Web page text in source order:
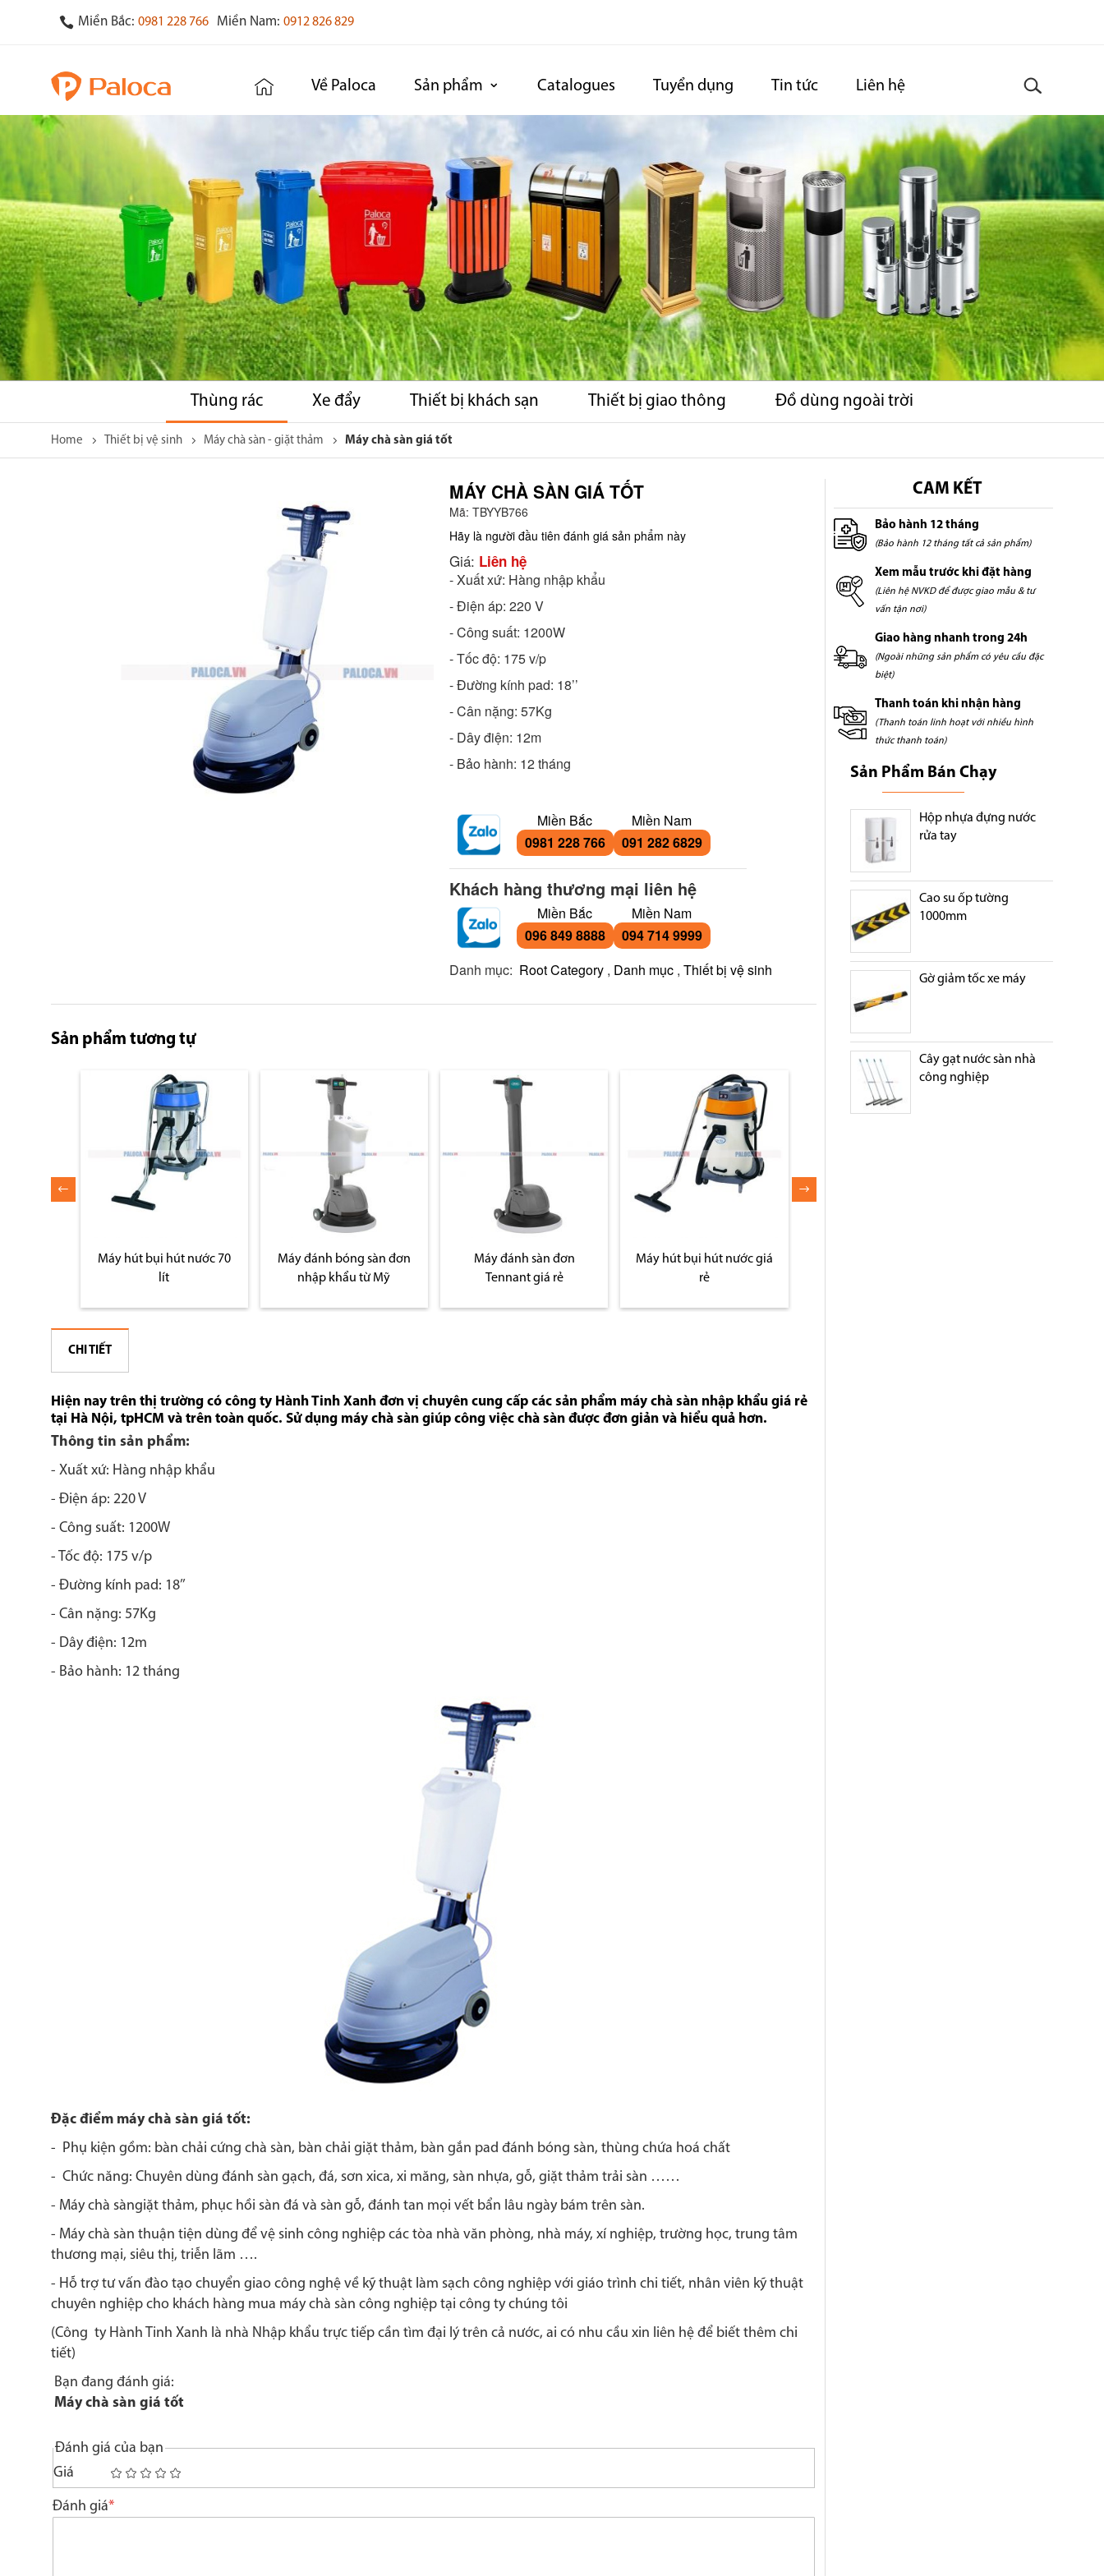
Miền Bắc: 0981 228 766 Miền Nam: 0912 826 829
Về Paloca Sản phẩm Catalogues Tuyển dụng Tin tức Liên hệ
Thùng rác Xe đẩy Thiết bị khách sạn Thiết bị giao thông Đồ dùng ngoài trời
Home Thiết bị vệ sinh Máy chà sàn - giặt thảm Máy chà sàn giá tốt
MÁY CHÀ SÀN GIÁ TỐT
Mã: TBYYB766
Hãy là người đầu tiên đánh giá sản phẩm này
Giá: Liên hệ
- Xuất xứ: Hàng nhập khẩu
- Điện áp: 220 V
- Công suất: 1200W
- Tốc độ: 175 v/p
- Đường kính pad: 18’’
- Cân nặng: 57Kg
- Dây điện: 12m
- Bảo hành: 12 tháng
Miền Bắc
0981 228 766
Miền Nam
091 282 6829
Khách hàng thương mại liên hệ
Miền Bắc
096 849 8888
Miền Nam
094 714 9999
Danh mục: Root Category , Danh mục , Thiết bị vệ sinh
Sản phẩm tương tự
Máy hút bụi hút nước 70
lít
Máy đánh bóng sàn đơn
nhập khẩu từ Mỹ
Máy đánh sàn đơn
Tennant giá rẻ
Máy hút bụi hút nước giá
rẻ
Máy hút bụi lau nhà
CHI TIẾT
Hiện nay trên thị trường có công ty Hành Tinh Xanh đơn vị chuyên cung cấp các sản phẩm máy chà sàn nhập khẩu giá rẻ
tại Hà Nội, tpHCM và trên toàn quốc. Sử dụng máy chà sàn giúp công việc chà sàn được đơn giản và hiểu quả hơn.
Thông tin sản phẩm:
- Xuất xứ: Hàng nhập khẩu
- Điện áp: 220 V
- Công suất: 1200W
- Tốc độ: 175 v/p
- Đường kính pad: 18’’
- Cân nặng: 57Kg
- Dây điện: 12m
- Bảo hành: 12 tháng
Đặc điểm máy chà sàn giá tốt:
- Phụ kiện gồm: bàn chải cứng chà sàn, bàn chải giặt thảm, bàn gắn pad đánh bóng sàn, thùng chứa hoá chất
- Chức năng: Chuyên dùng đánh sàn gạch, đá, sơn xica, xi măng, sàn nhựa, gỗ, giặt thảm trải sàn ……
- Máy chà sàngiặt thảm, phục hồi sàn đá và sàn gỗ, đánh tan mọi vết bẩn lâu ngày bám trên sàn.
- Máy chà sàn thuận tiện dùng để vệ sinh công nghiệp các tòa nhà văn phòng, nhà máy, xí nghiệp, trường học, trung tâm
thương mại, siêu thị, triễn lãm ….
- Hỗ trợ tư vấn đào tạo chuyển giao công nghệ về kỹ thuật làm sạch công nghiệp với giáo trình chi tiết, nhân viên kỹ thuật
chuyên nghiệp cho khách hàng mua máy chà sàn công nghiệp tại công ty chúng tôi
(Công ty Hành Tinh Xanh là nhà Nhập khẩu trực tiếp cần tìm đại lý trên cả nước, ai có nhu cầu xin liên hệ để biết thêm chi
tiết)
Bạn đang đánh giá:
Máy chà sàn giá tốt
Đánh giá của bạn
Giá
1
star
2
stars
3
stars
4
stars
5
stars
Đánh giá
CAM KẾT
Bảo hành 12 tháng
(Bảo hành 12 tháng tất cả sản phẩm)
Xem mẫu trước khi đặt hàng
(Liên hệ NVKD để được giao mẫu & tư
vấn tận nơi)
Giao hàng nhanh trong 24h
(Ngoài những sản phẩm có yêu cầu đặc
biệt)
Thanh toán khi nhận hàng
(Thanh toán linh hoạt với nhiều hình
thức thanh toán)
Sản Phẩm Bán Chạy
Hộp nhựa đựng nước
rửa tay
Cao su ốp tường
1000mm
Gờ giảm tốc xe máy
Cây gạt nước sàn nhà
công nghiệp